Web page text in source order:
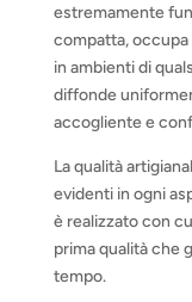
estremamente
compatta,
in ambienti di
diffonde
accogliente e
La qualità
evidenti in ogni
è realizzato con
prima qualità che
tempo.